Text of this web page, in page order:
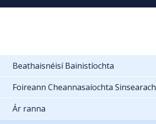
Beathaisnéisí Bainistíochta
Foireann Cheannasaíochta Sinsearach
Ár ranna